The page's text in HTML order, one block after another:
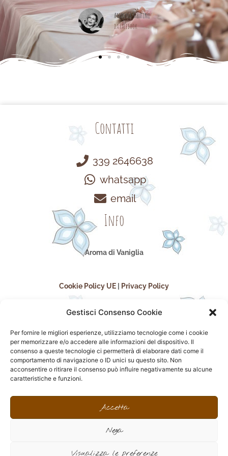
Gestisci Consenso Cookie
Per fornire le migliori esperienze, utilizziamo tecnologie come i cookie
per memorizzare e/o accedere alle informazioni del dispositivo. Il
consenso a queste tecnologie ci permetterà di elaborare dati come il
comportamento di navigazione o ID unici su questo sito. Non
acconsentire o ritirare il consenso può influire negativamente su alcune
caratteristiche e funzioni.
Accetta
Nega
Visualizza le preferenze
Sabatini
Contatti
339 2646638
whatsapp
email
Info
Aroma di Vaniglia
Cookie Policy UE Privacy Policy
seguici sui social
F
e
I
n
t
a
P
i
t
F
c